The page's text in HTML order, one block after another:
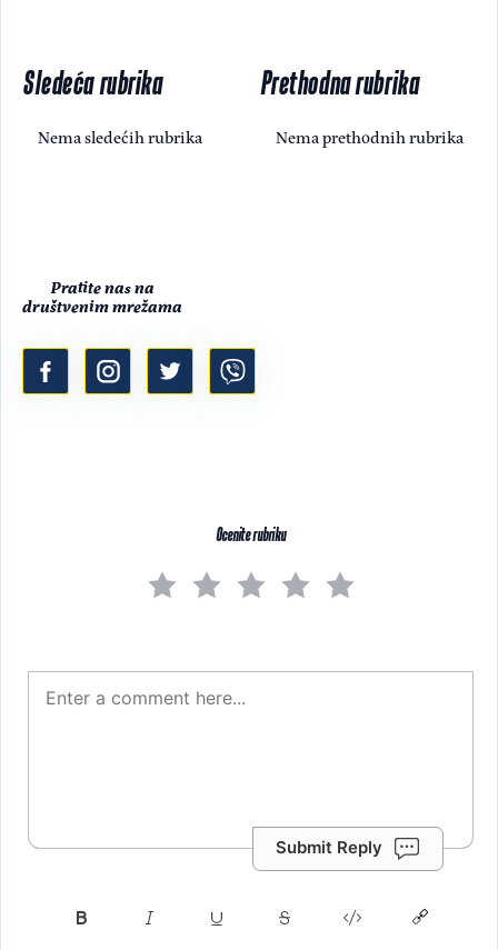
Sledeća rubrika
Nema sledećih rubrika
Prethodna rubrika
Nema prethodnih rubrika
Pratite nas na
društvenim mrežama
Ocenite rubriku
Submit Reply